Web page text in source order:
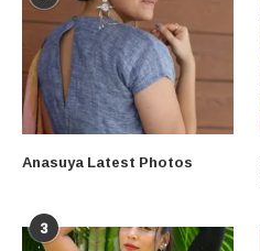
Anasuya Latest Photos
3